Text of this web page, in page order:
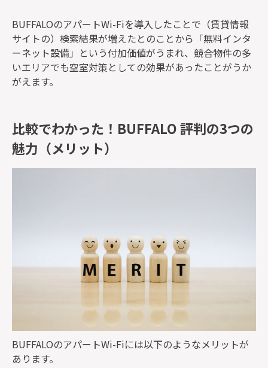
BUFFALOのアパートWi-Fiを導入したことで（賃貸情報
サイトの）検索結果が増えたとのことから「無料インタ
ーネット設備」という付加価値がうまれ、競合物件の多
いエリアでも空室対策としての効果があったことがうか
がえます。
比較でわかった！BUFFALO 評判の3つの
魅力（メリット）
BUFFALOのアパートWi-Fiには以下のようなメリットが
あります。